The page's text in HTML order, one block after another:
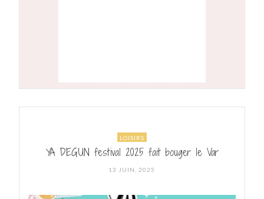
LOISIRS
YA DEGUN festival 2025 fait bouger le Var
POSTED
13 JUIN, 2025